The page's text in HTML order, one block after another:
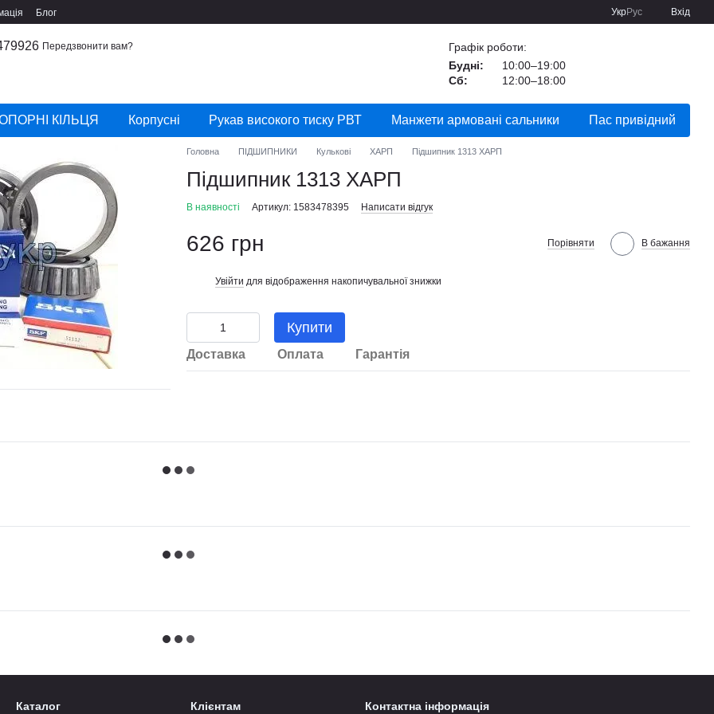
Блог УкрРус Вхід
Передзвонити вам?
Графік роботи:
Будні:
10:00–19:00
Сб:
12:00–18:00
КІЛЬЦЯ Корпусні Рукав високого тиску РВТ Манжети армовані сальники Пас привідний
Головна ПІДШИПНИКИ Кулькові ХАРП Підшипник 1313 ХАРП
Підшипник 1313 ХАРП
В наявності Артикул: 1583478395 Написати відгук
626 грн Порівняти В бажання
Увійти для відображення накопичувальної знижки
Купити
Доставка Оплата Гарантія
Каталог Клієнтам Контактна інформація